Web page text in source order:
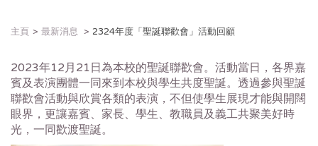
主頁 最新消息 2324年度「聖誕聯歡會」活動回顧
2023年12月21日為本校的聖誕聯歡會。活動當日， 各界嘉
賓及表演團體一同來到本校與學生共度聖誕。 透過參與聖誕
聯歡會活動與欣賞各類的表演， 不但使學生展現才能與開闊
眼界，更讓嘉賓、家長、學生、 教職員及義工共聚美好時
光，一同歡渡聖誕。